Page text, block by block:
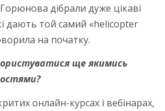
дібрали дуже цікаві
дають той самий «helicopter
на початку.
ще якимись
онлайн-курсах і вебінарах,